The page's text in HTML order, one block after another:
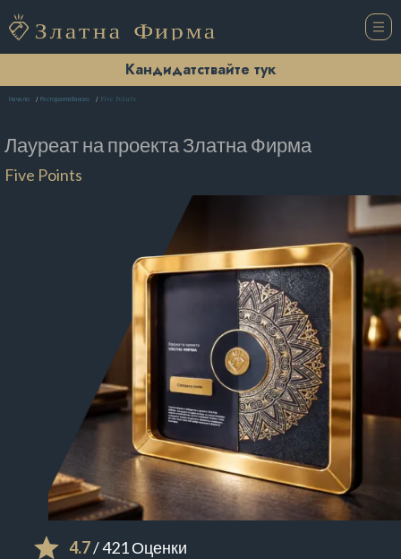
Кандидатствайте тук
Начало Ресторанти Банско Five Points
Лауреат на проектаЗлатна Фирма
Five Points
4.7/ 421 Оценки